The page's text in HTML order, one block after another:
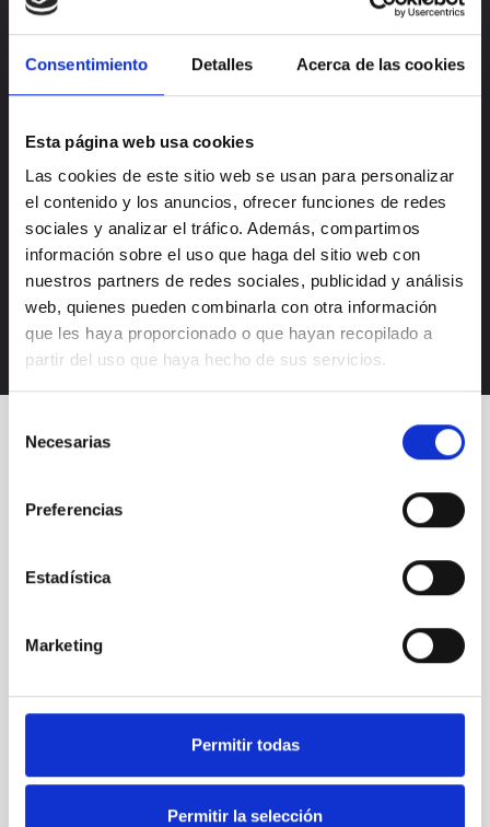
Consentimiento Detalles Acerca de las cookies
Esta página web usa cookies
Las cookies de este sitio web se usan para personalizar
el contenido y los anuncios, ofrecer funciones de redes
sociales y analizar el tráfico. Además, compartimos
información sobre el uso que haga del sitio web con
nuestros partners de redes sociales, publicidad y análisis
web, quienes pueden combinarla con otra información
que les haya proporcionado o que hayan recopilado a
partir del uso que haya hecho de sus servicios.
Necesarias
Preferencias
Estadística
Marketing
Permitir todas
Permitir la selección
Acepto lapolítica de privacidad
Acepto recibir novedades de